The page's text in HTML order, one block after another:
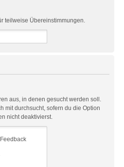
teilweise Übereinstimmungen.
aus, in denen gesucht werden soll.
mit durchsucht, sofern du die Option
nicht deaktivierst.